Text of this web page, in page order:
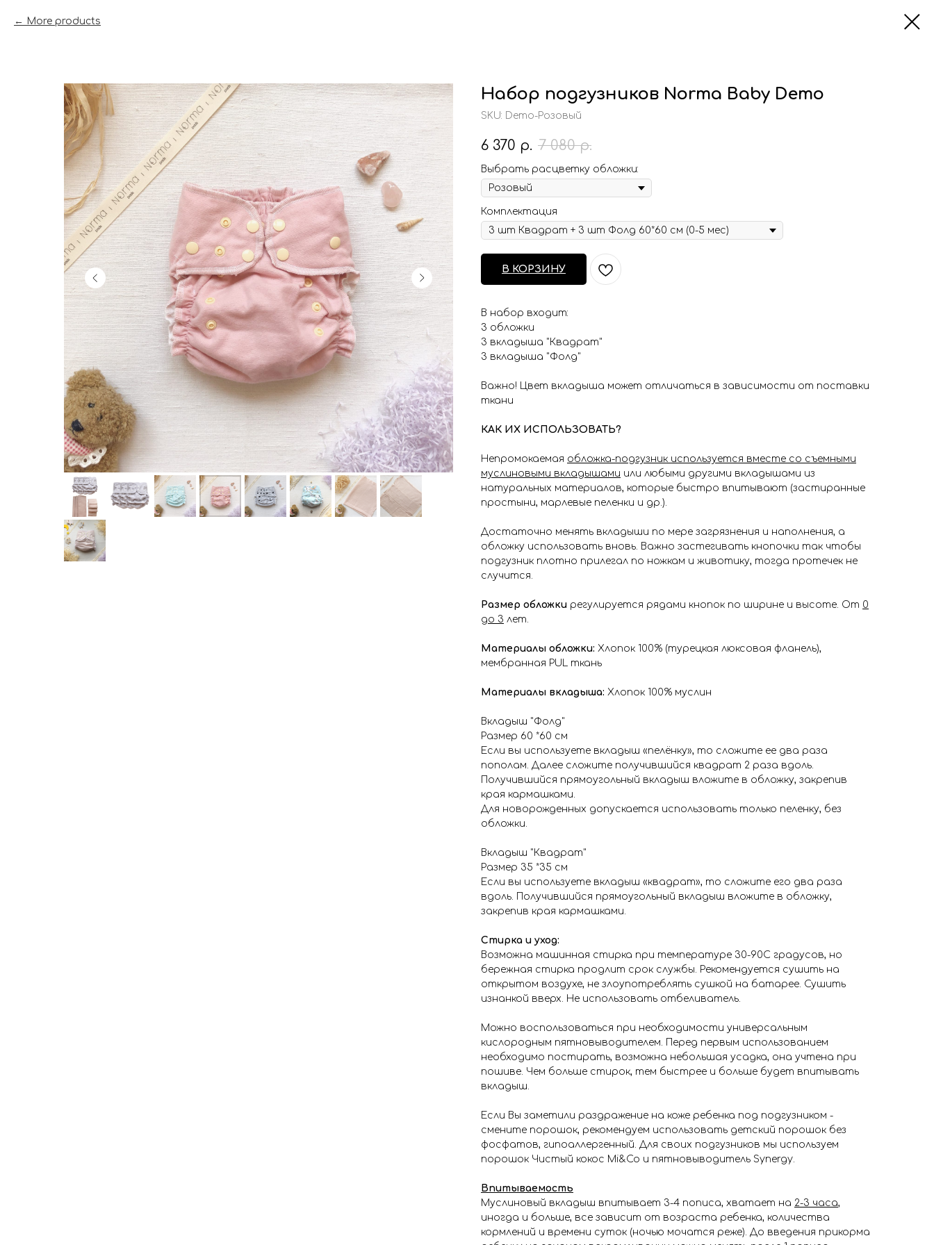
More products
Набор подгузников Norma Baby Demo
SKU: Demo-Розовый
6 370 р. 7 080 р.
Выбрать расцветку обложки:
Комплектация
В КОРЗИНУ
В набор входит:
3 обложки
3 вкладыша "Квадрат"
3 вкладыша "Фолд"
Важно! Цвет вкладыша может отличаться в зависимости от поставки
ткани
КАК ИХ ИСПОЛЬЗОВАТЬ?
Непромокаемая обложка-подгузник используется вместе со съемными
муслиновыми вкладышами или любыми другими вкладышами из
натуральных материалов, которые быстро впитывают (застиранные
простыни, марлевые пеленки и др.).
Достаточно менять вкладыши по мере загрязнения и наполнения, а
обложку использовать вновь. Важно застегивать кнопочки так чтобы
подгузник плотно прилегал по ножкам и животику, тогда протечек не
случится.
Размер обложки регулируется рядами кнопок по ширине и высоте. От 0
до 3 лет.
Материалы обложки: Хлопок 100% (турецкая люксовая фланель),
мембранная PUL ткань
Материалы вкладыша: Хлопок 100% муслин
Вкладыш "Фолд"
Размер 60 *60 см
Если вы используете вкладыш «пелёнку», то сложите ее два раза
пополам. Далее сложите получившийся квадрат 2 раза вдоль.
Получившийся прямоугольный вкладыш вложите в обложку, закрепив
края кармашками.
Для новорожденных допускается использовать только пеленку, без
обложки.
Вкладыш "Квадрат"
Размер 35 *35 см
Если вы используете вкладыш «квадрат», то сложите его два раза
вдоль. Получившийся прямоугольный вкладыш вложите в обложку,
закрепив края кармашками.
Стирка и уход:
Возможна машинная стирка при температуре 30-90С градусов, но
бережная стирка продлит срок службы. Рекомендуется сушить на
открытом воздухе, не злоупотреблять сушкой на батарее. Сушить
изнанкой вверх. Не использовать отбеливатель.
Можно воспользоваться при необходимости универсальным
кислородным пятновыводителем. Перед первым использованием
необходимо постирать, возможна небольшая усадка, она учтена при
пошиве. Чем больше стирок, тем быстрее и больше будет впитывать
вкладыш.
Если Вы заметили раздражение на коже ребенка под подгузником -
смените порошок, рекомендуем использовать детский порошок без
фосфатов, гипоаллергенный. Для своих подгузников мы используем
порошок Чистый кокос Mi&Co и пятновыводитель Synergy.
Впитываемость
Муслиновый вкладыш впитывает 3-4 пописа, хватает на 2-3 часа,
иногда и больше, все зависит от возраста ребенка, количества
кормлений и времени суток (ночью мочатся реже). До введения прикорма